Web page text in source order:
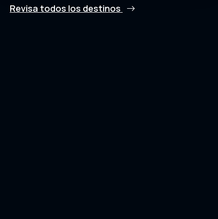
Revisa todos los destinos